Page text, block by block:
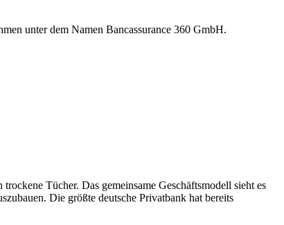
unter dem Namen Bancassurance 360 GmbH.
Tücher. Das gemeinsame Geschäftsmodell sieht es
Die größte deutsche Privatbank hat bereits